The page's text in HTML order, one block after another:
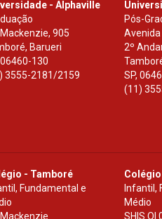
- Alphaville
905
Barueri
06460-130
3555-2181/2159
Pós-
2º
SP,
(11)
- Tamboré
Fundamental e
Infantil,
Médio
SHIS Ql